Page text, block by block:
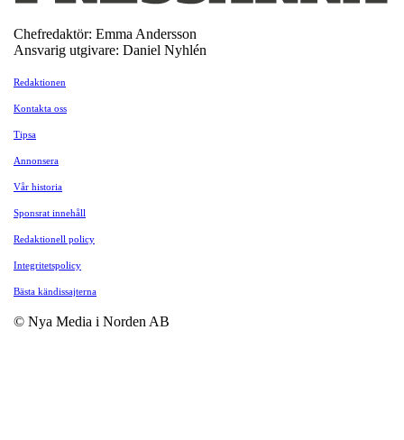
Chefredaktör: Emma Andersson
Ansvarig utgivare: Daniel Nyhlén
Redaktionen
Kontakta oss
Tipsa
Annonsera
Vår historia
Sponsrat innehåll
Redaktionell policy
Integritetspolicy
Bästa kändissajterna
© Nya Media i Norden AB